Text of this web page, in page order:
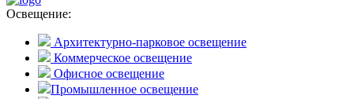
Освещение:
Архитектурно-парковое освещение
Коммерческое освещение
Офисное освещение
Промышленное освещение